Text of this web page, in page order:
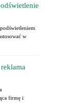
w
firmę i